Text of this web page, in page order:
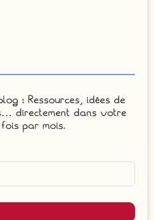
: Ressources, idées de
directement dans votre
par mois.